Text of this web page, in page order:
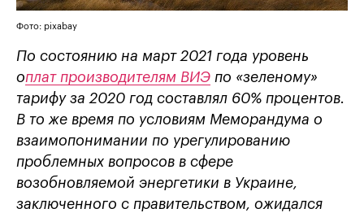
Фото: pixabay
По состоянию на март 2021 года уровень
оплат производителям ВИЭ по «зеленому»
тарифу за 2020 год составлял 60% процентов.
В то же время по условиям Меморандума о
взаимопонимании по урегулированию
проблемных вопросов в сфере
возобновляемой энергетики в Украине,
заключенного с правительством, ожидался